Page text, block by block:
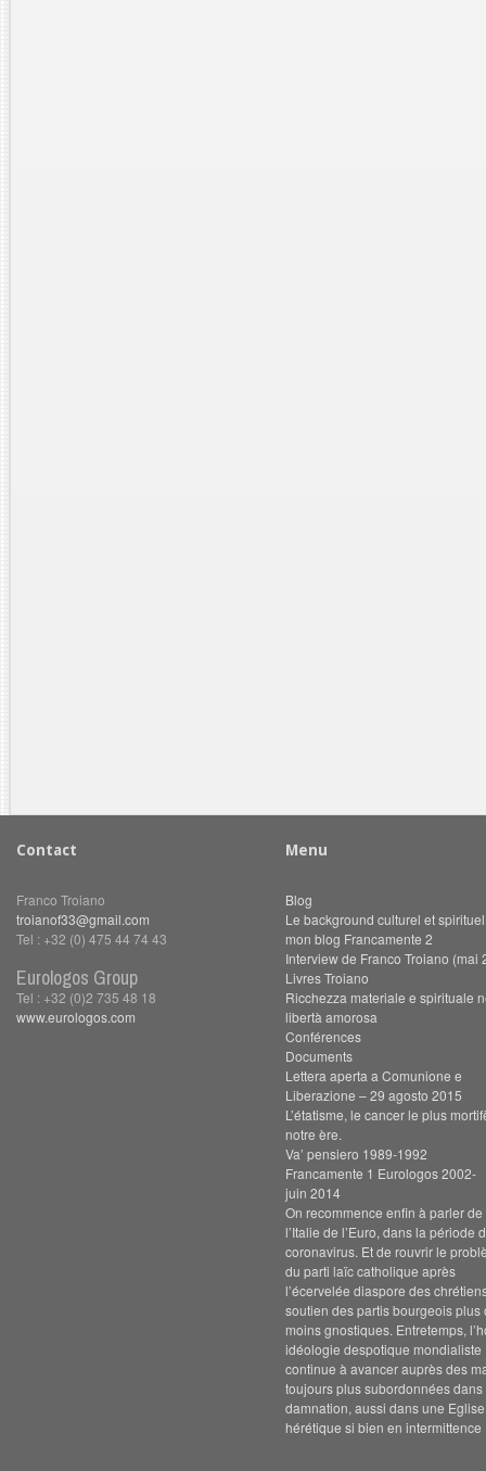
Contact
Franco Troiano
troianof33@gmail.com
Tel : +32 (0) 475 44 74 43
Eurologos Group
Tel : +32 (0)2 735 48 18
www.eurologos.com
Menu
Blog
Le background culturel et
mon blog Francamente 2
Interview de Franco Troiano (mai
Livres Troiano
Ricchezza materiale e spirituale
libertà amorosa
Conférences
Documents
Lettera aperta a Comunione e
Liberazione – 29 agosto 2015
L’étatisme, le cancer le plus
notre ère.
Va’ pensiero 1989-1992
Francamente 1 Eurologos 2002-
juin 2014
On recommence enfin à parler de
l’Italie de l’Euro, dans la période
coronavirus. Et de rouvrir le
du parti laïc catholique après
l’écervelée diaspore des
soutien des partis bourgeois plus
moins gnostiques. Entretemps,
idéologie despotique mondialiste
continue à avancer auprès des
toujours plus subordonnées dans
damnation, aussi dans une Eglise
hérétique si bien en intermittence